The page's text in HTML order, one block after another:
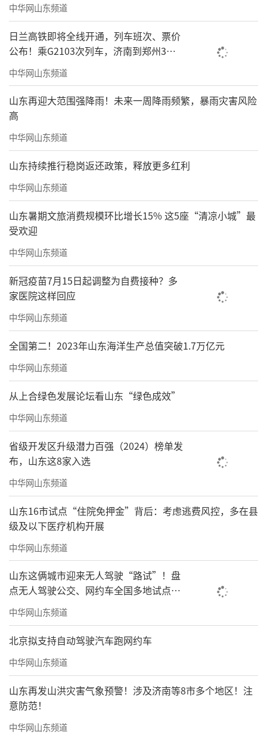
中华网山东频道
日兰高铁即将全线开通，列车班次、票价
公布！乘G2103次列车，济南到郑州3小
时到达
中华网山东频道
山东再迎大范围强降雨！未来一周降雨频繁，暴雨灾害风险
高
中华网山东频道
山东持续推行稳岗返还政策，释放更多红利
中华网山东频道
山东暑期文旅消费规模环比增长15% 这5座“清凉小城”最
受欢迎
中华网山东频道
新冠疫苗7月15日起调整为自费接种？多
家医院这样回应
中华网山东频道
全国第二！2023年山东海洋生产总值突破1.7万亿元
中华网山东频道
从上合绿色发展论坛看山东“绿色成效”
中华网山东频道
省级开发区升级潜力百强（2024）榜单发
布，山东这8家入选
中华网山东频道
山东16市试点“住院免押金”背后：考虑逃费风控，多在县
级及以下医疗机构开展
中华网山东频道
山东这俩城市迎来无人驾驶“路试”！盘
点无人驾驶公交、网约车全国多地试点之
路
中华网山东频道
北京拟支持自动驾驶汽车跑网约车
中华网山东频道
山东再发山洪灾害气象预警！涉及济南等8市多个地区！注
意防范！
中华网山东频道